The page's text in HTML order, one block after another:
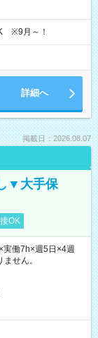
※9月～！
詳細へ
掲載日：2026.08.07
▼大手保
OK
働7h×週5日×4週
せん。